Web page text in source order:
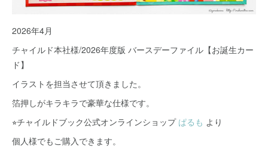
2026年4月
チャイルド本社様/2026年度版 バースデーファイル【お誕生カー
ド】
イラストを担当させて頂きました。
箔押しがキラキラで豪華な仕様です。
⭐︎チャイルドブック公式オンラインショップぱるも より
個人様でもご購入できます。